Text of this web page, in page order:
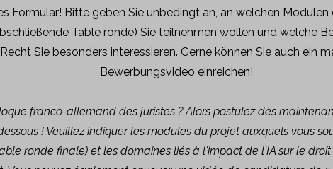
Formular! Bitte geben Sie unbedingt an, an welchen Modulen
Table ronde) Sie teilnehmen wollen und welche
Sie besonders interessieren. Gerne können Sie auch ein
Bewerbungsvideo einreichen!
franco-allemand des juristes ? Alors postulez dès
! Veuillez indiquer les modules du projet auxquels vous
ronde finale) et les domaines liés à l'impact de l'IA sur le droit